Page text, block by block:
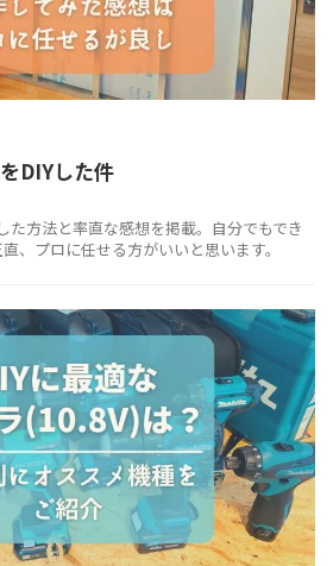
DIYした件
た方法と率直な感想を掲載。自分でもでき
、プロに任せる方がいいと思います。